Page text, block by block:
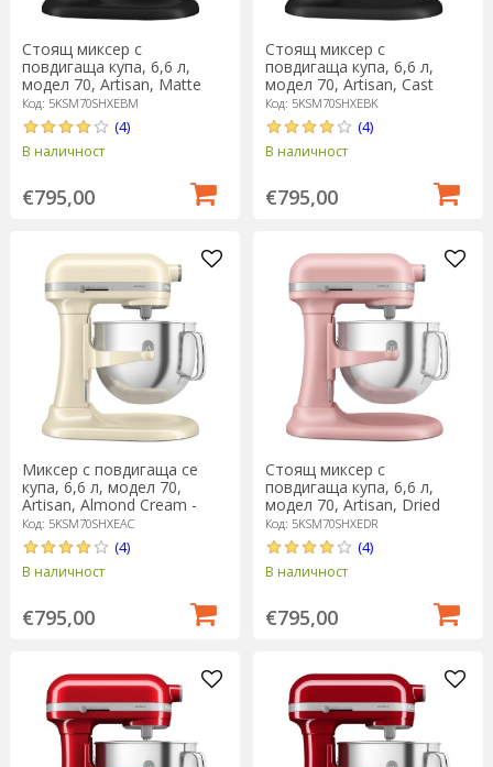
Стоящ миксер с
повдигаща купа, 6,6 л,
модел 70, Artisan, Matte
Black - KitchenAid
Код: 5KSM70SHXEBM
(4)
В наличност
€795,00
Стоящ миксер с
повдигаща купа, 6,6 л,
модел 70, Artisan, Cast
Iron- KitchenAid
Код: 5KSM70SHXEBK
(4)
В наличност
€795,00
Миксер с повдигаща се
купа, 6,6 л, модел 70,
Artisan, Almond Cream -
KitchenAid
Код: 5KSM70SHXEAC
(4)
В наличност
€795,00
Стоящ миксер с
повдигаща купа, 6,6 л,
модел 70, Artisan, Dried
Rose - KitchenAid
Код: 5KSM70SHXEDR
(4)
В наличност
€795,00